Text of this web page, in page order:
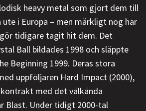
heavy metal som gjort dem till
i Europa – men märkligt nog har
tidigare tagit hit dem. Det
Ball bildades 1998 och släppte
Beginning 1999. Deras stora
uppföljaren Hard Impact (2000),
med det välkända
Blast. Under tidigt 2000-tal